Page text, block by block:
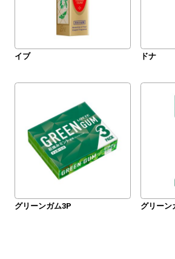
イブ ドナ
グリーンガム3P グリーン